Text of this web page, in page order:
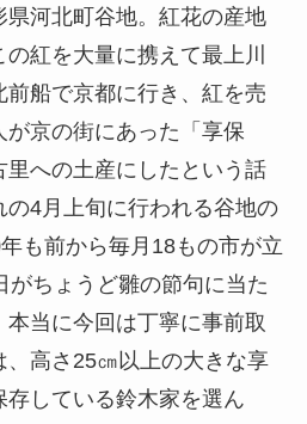
河北町谷地。紅花の産地
紅を大量に携えて最上川
前船で京都に行き、紅を売
が京の街にあった「享保
への土産にしたという話
の4月上旬に行われる谷地の
も前から毎月18もの市が立
がちょうど雛の節句に当た
当に今回は丁寧に事前取
高さ25㎝以上の大きな享
している鈴木家を選ん